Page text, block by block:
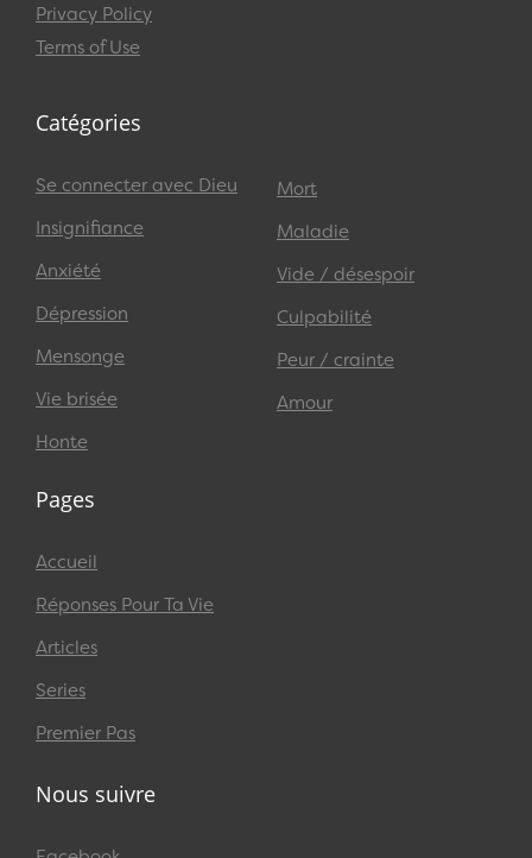
Privacy Policy
Terms of Use
Catégories
Se connecter avec Dieu
Insignifiance
Anxiété
Dépression
Mensonge
Vie brisée
Honte
Mort
Maladie
Vide / désespoir
Culpabilité
Peur / crainte
Amour
Pages
Accueil
Réponses Pour Ta Vie
Articles
Series
Premier Pas
Nous suivre